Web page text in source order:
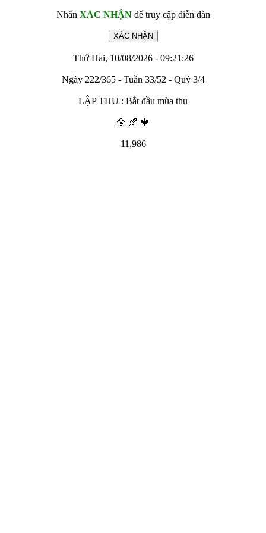
Nhấn XÁC NHẬNđể truy cập diễn đàn
Thứ Hai, 10/08/2026 - 09:21:26
Ngày 222/365 - Tuần 33/52 - Quý 3/4
LẬP THU : Bắt đầu mùa thu
🌼 🍂 🍁
11,986